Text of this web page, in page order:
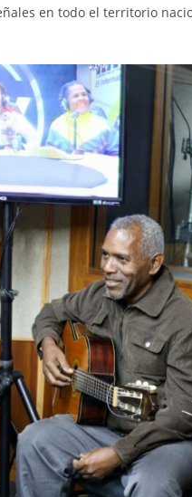
en todo el territorio